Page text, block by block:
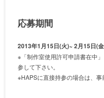
応募期間
2013年1月15日(火)~ 2月15日(
※「制作室使用許可申請書在中
参して下さい。
※HAPSに直接持参の場合は、事